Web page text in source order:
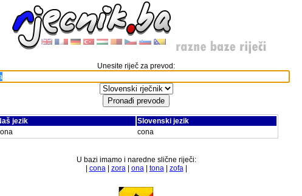
Unesite riječ za prevod:
jezik
Slovenski jezik
cona
U bazi imamo i naredne slične riječi:
cona| zora| ona| tona| zofa|